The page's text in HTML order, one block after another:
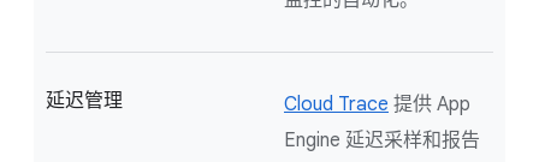
延迟管理 Cloud Trace 提供 App
Engine 延迟采样和报告